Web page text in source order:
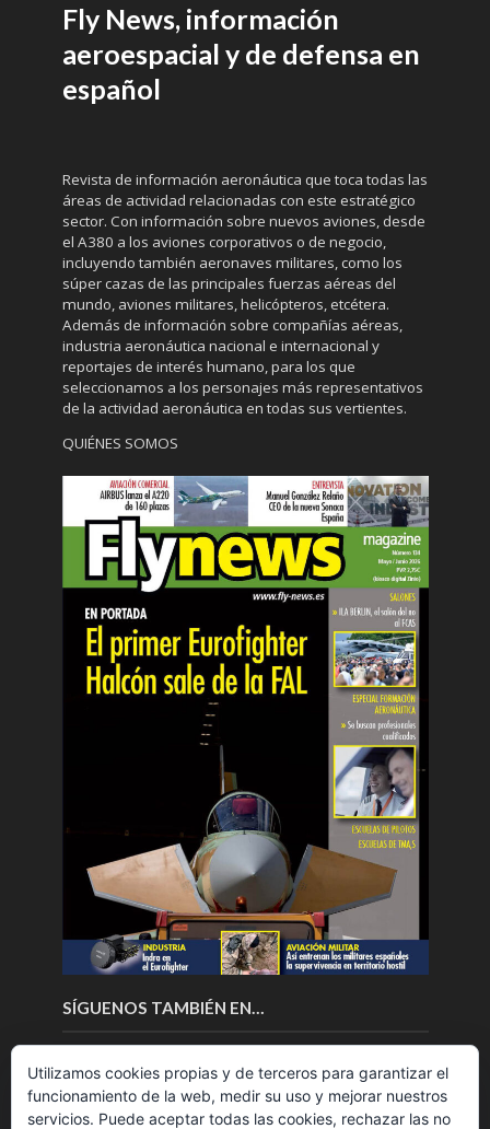
Fly News, información
aeroespacial y de defensa en
español
Revista de información aeronáutica que toca todas las
áreas de actividad relacionadas con este estratégico
sector. Con información sobre nuevos aviones, desde
el A380 a los aviones corporativos o de negocio,
incluyendo también aeronaves militares, como los
súper cazas de las principales fuerzas aéreas del
mundo, aviones militares, helicópteros, etcétera.
Además de información sobre compañías aéreas,
industria aeronáutica nacional e internacional y
reportajes de interés humano, para los que
seleccionamos a los personajes más representativos
de la actividad aeronáutica en todas sus vertientes.
QUIÉNES SOMOS
SÍGUENOS TAMBIÉN EN…
Utilizamos cookies propias y de terceros para garantizar el
funcionamiento de la web, medir su uso y mejorar nuestros
servicios. Puede aceptar todas las cookies, rechazar las no